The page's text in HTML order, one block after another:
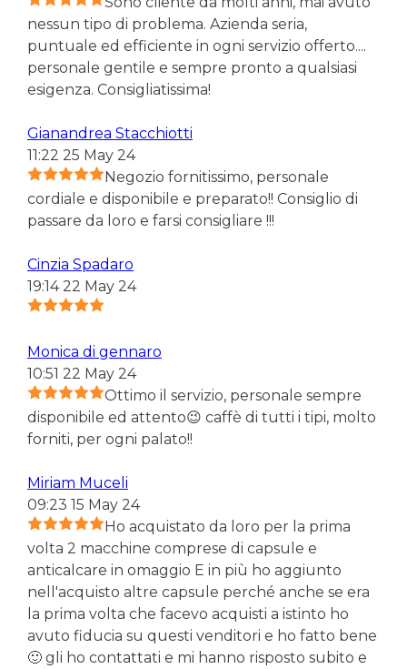
nessun tipo di problema. Azienda seria,
puntuale ed efficiente in ogni servizio offerto....
personale gentile e sempre pronto a qualsiasi
esigenza. Consigliatissima!
Gianandrea Stacchiotti
11:22 25 May 24
Negozio fornitissimo, personale
cordiale e disponibile e preparato!! Consiglio di
passare da loro e farsi consigliare !!!
Cinzia Spadaro
19:14 22 May 24
Monica di gennaro
10:51 22 May 24
Ottimo il servizio, personale sempre
disponibile ed attento😉 caffè di tutti i tipi, molto
forniti, per ogni palato!!
Miriam Muceli
09:23 15 May 24
Ho acquistato da loro per la prima
volta 2 macchine comprese di capsule e
anticalcare in omaggio E in più ho aggiunto
nell'acquisto altre capsule perché anche se era
la prima volta che facevo acquisti a istinto ho
avuto fiducia su questi venditori e ho fatto bene
🙂 gli ho contattati e mi hanno risposto subito e